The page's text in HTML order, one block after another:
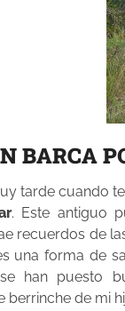
BARCA
tarde cuando
. Este antiguo
recuerdos de
una forma de
han puesto
berrinche de mi